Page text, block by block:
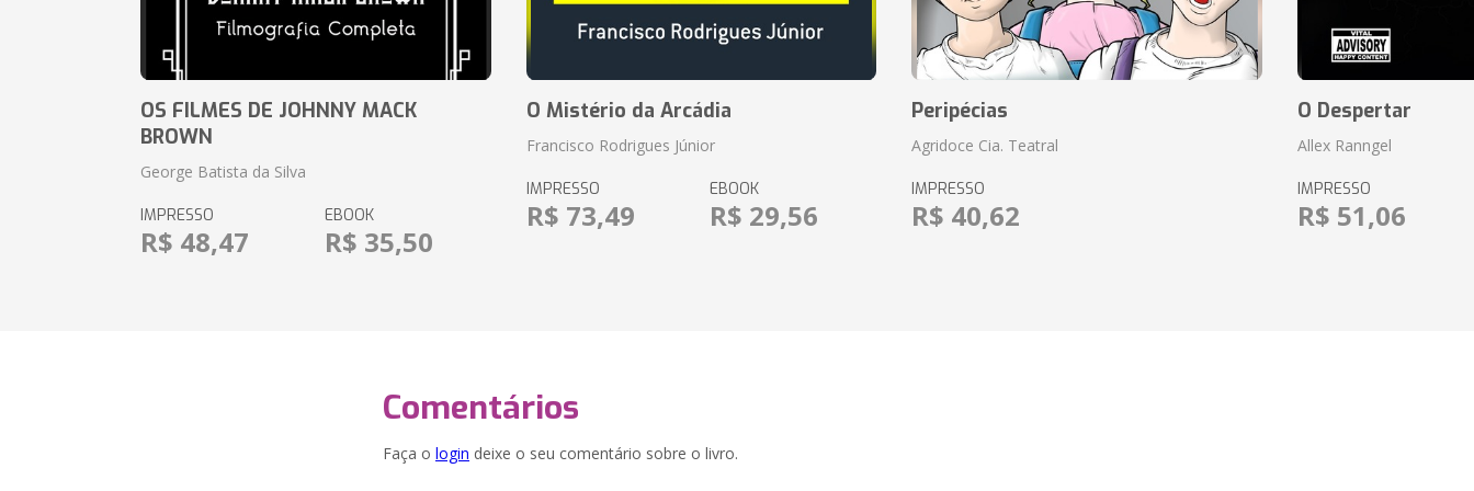
OS FILMES DE JOHNNY MACK
BROWN
George Batista da Silva
IMPRESSO
R$ 48,47
EBOOK
R$ 35,50
O Mistério da Arcádia
Francisco Rodrigues Júnior
IMPRESSO
R$ 73,49
EBOOK
R$ 29,56
Peripécias
Agridoce Cia. Teatral
IMPRESSO
R$ 40,62
O Despertar
Allex Ranngel
IMPRESSO
R$ 51,06
Comentários
Faça o login deixe o seu comentário sobre o livro.